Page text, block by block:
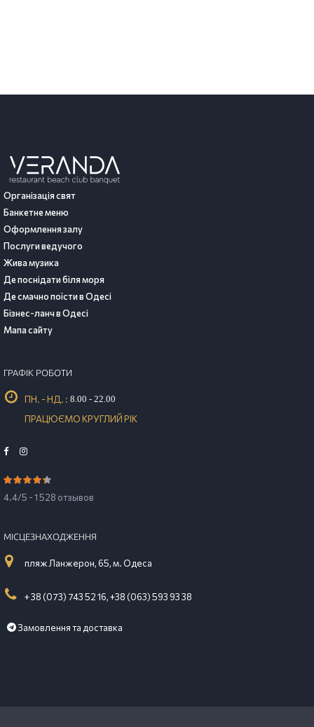
Організація свят
Банкетне меню
Оформлення залу
Послуги ведучого
Жива музика
Де поснідати біля моря
Де смачно поїсти в Одесі
Бізнес-ланч в Одесі
Мапа сайту
ГРАФІК РОБОТИ
ПН. - НД. : 8.00 - 22.00
ПРАЦЮЄМО КРУГЛИЙ РІК
4.4/5 - 1 528 отзывов
МІСЦЕЗНАХОДЖЕННЯ
пляж Ланжерон, 65, м. Одеса
+ 38 (073) 743 52 16,+38 (063) 593 93 38
Замовлення та доставка